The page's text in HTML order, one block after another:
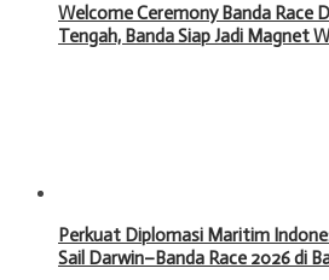
Welcome Ceremony Banda Race
Tengah, Banda Siap Jadi Magnet
Perkuat Diplomasi Maritim
Sail Darwin–Banda Race 2026 di